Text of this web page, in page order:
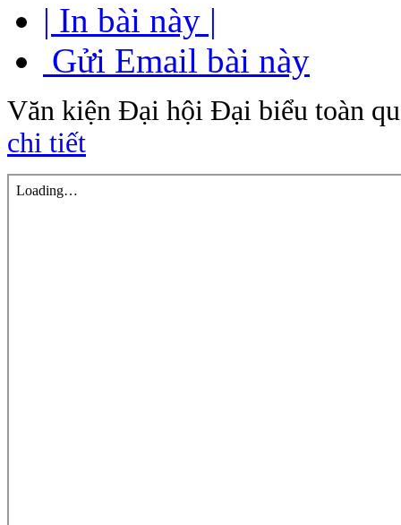
| In bài này |
Gửi Email bài này
Văn kiện Đại hội Đại biểu toàn
chi tiết